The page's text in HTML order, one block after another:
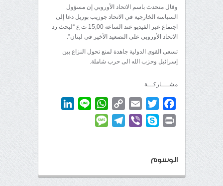
وقال متحدث باسم الاتحاد الأوروبي إن مسؤول
السياسة الخارجية في الاتحاد جوزيب بوريل دعا إلى
اجتماع عبر الفيديو عند الساعة 15,00 ت غ “لبحث رد
الاتحاد الأوروبي على التصعيد الأخير في لبنان”.
تسعى القوى الدولية جاهدة لمنع تحول النزاع بين
إسرائيل وحزب الله الى حرب شاملة.
مشــــاركـــة
Facebook
Twitter
Email
Copy
Link
WhatsApp
Line
Print
Skype
Viber
Telegram
الوسوم